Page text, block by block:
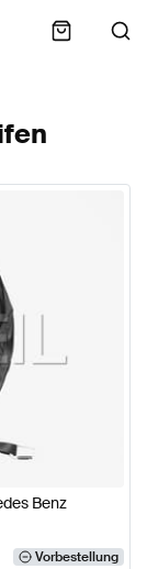
Benz
Vorbestellung